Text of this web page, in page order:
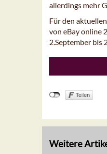
allerdings mehr
Für den
von eBay online
2.September bis
Weitere